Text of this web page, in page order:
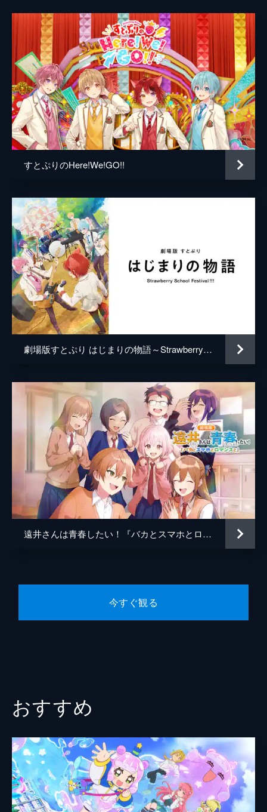
力問題」に切り込む!漢字が読めない...英語が
苦手...そんなマイナスイメージを払拭せよ!メ
ンバーが力を合わせて常識クイズに挑む!と
ころが罰ゲームで現場は大混乱...!?
24分
#4 さらなる人気を目指せ！ バズる振り付
けにくえすとっ！
「すとぷり」がSNSでバズる振り付けに挑
戦!TikToker「おおしま兄妹」の驚きの撮影テ
クニックとは!?「Everybody」が表現する衝
けをはやらせることはできるのか!?
#5 色んな世代を知り尽くせ！ジェネレー
ションクイズにくえすとっ！
いろいろな世代を知るためにすとぷりがジェ
ネレーションクイズに挑戦!土佐兄弟の2人が
助っ人として参戦!10代の間ではやっている
ことや、40代のニキ世代の難問クイズにメン
バーと土佐兄弟が大苦戦!
24分
#6 そのすとぷり愛は本物なのか？ガリレ
コすとぷり愛にくえすとっ！
すとぷりの番組によく出演しているガーリィ
レコードチャンネルのすとぷり愛は果たして
とぷりの曲を完全再現!?
24分
#7 夏休み特別企画！謎解き×ケイドロのオ
リジナルゲームにくえすとっ！前編
夏休み特別企画ということで、謎解き×ケイ
ドロのオリジナルゲームにすとぷりが挑戦!
人気芸人・土佐兄弟登場!すとぷりは捕まら
ずに全ての謎を解くことができるのか!?
#8 夏休み特別企画！謎解き×ケイドロのオ
すとぷり流「ケイドロ」が後半戦に突入!い
#9 大人の魅力を手に入れろ！いい男選手
はまさかの展開が...!?
24分
チェックにくえすとっ！
いつも一緒にいるメンバーのことならわかる
よね?番組が送った刺客・クロちゃんとメン
バーの作品を比べてメンバーの作品を見つけ
出し、お互いの絆を見せつけろ!失敗したら
まさかの罰ゲームが待っている...!?
すとぷりのHere!We!GO!!
劇場版すとぷり はじまりの物語～Strawberry School Festival!!!～
遠井さんは青春したい！『バカとスマホとロマンスと』
今すぐ観る
おすすめ